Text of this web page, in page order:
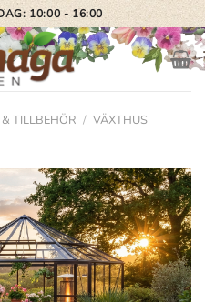
10:00 - 16:00
TILLBEHÖR / VÄXTHUS